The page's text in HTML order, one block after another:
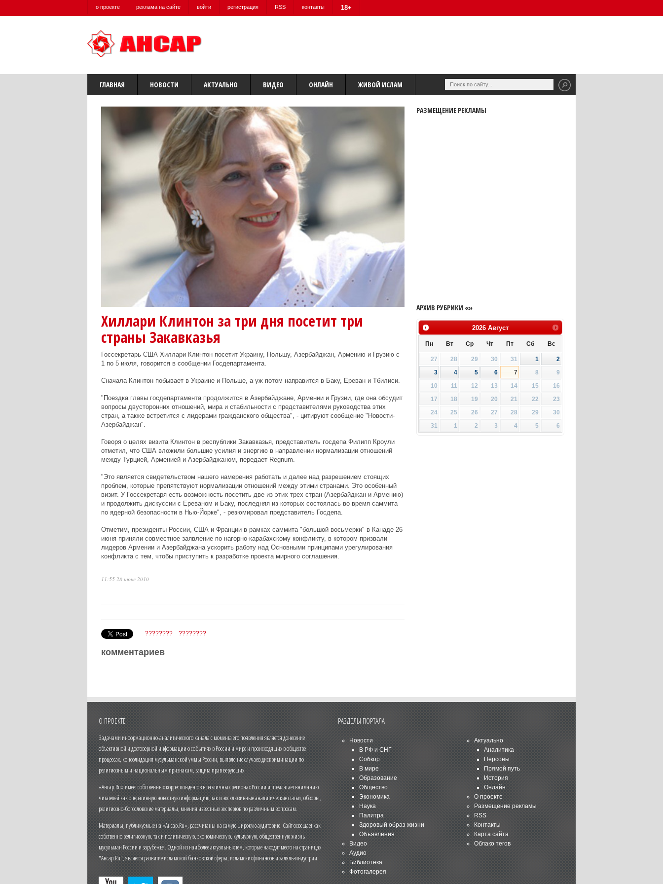
о проекте реклама на сайте войти регистрация RSS контакты 18+
ГЛАВНАЯ НОВОСТИ АКТУАЛЬНО ВИДЕО ОНЛАЙН ЖИВОЙ ИСЛАМ
Хиллари Клинтон за три дня посетит три
страны Закавказья
Госсекретарь США Хиллари Клинтон посетит Украину, Польшу, Азербайджан, Армению и Грузию с
1 по 5 июля, говорится в сообщении Госдепартамента.
Сначала Клинтон побывает в Украине и Польше, а уж потом направится в Баку, Ереван и Тбилиси.
"Поездка главы госдепартамента продолжится в Азербайджане, Армении и Грузии, где она обсудит
вопросы двусторонних отношений, мира и стабильности с представителями руководства этих
стран, а также встретится с лидерами гражданского общества", - цитируют сообщение "Новости-
Азербайджан".
Говоря о целях визита Клинтон в республики Закавказья, представитель госдепа Филипп Кроули
отметил, что США вложили большие усилия и энергию в направлении нормализации отношений
между Турцией, Арменией и Азербайджаном, передает Regnum.
"Это является свидетельством нашего намерения работать и далее над разрешением стоящих
проблем, которые препятствуют нормализации отношений между этими странами. Это особенный
визит. У Госсекретаря есть возможность посетить две из этих трех стран (Азербайджан и Армению)
и продолжить дискуссии с Ереваном и Баку, последняя из которых состоялась во время саммита
по ядерной безопасности в Нью-Йорке", - резюмировал представитель Госдепа.
Отметим, президенты России, США и Франции в рамках саммита "большой восьмерки" в Канаде 26
июня приняли совместное заявление по нагорно-карабахскому конфликту, в котором призвали
лидеров Армении и Азербайджана ускорить работу над Основными принципами урегулирования
конфликта с тем, чтобы приступить к разработке проекта мирного соглашения.
11:55 28 июня 2010
???????? ????????
комментариев
РАЗМЕЩЕНИЕ РЕКЛАМЫ
АРХИВ РУБРИКИ «»
2026 Август
Пн Вт Ср Чт Пт Сб Вс
27 28 29 30 31 1
2
3
4 5 6 7 8
9
10
11 12 13 14 15
16
17
18 19 20 21 22
23
24
25 26 27 28 29
30
31
1 2 3 4 5 6
О ПРОЕКТЕ
Задачами информационно-аналитического канала с момента его появления является донесение
объективной и достоверной информации о событиях в России и мире и происходящих в обществе
процессах, консолидация мусульманской уммы России, выявление случаев дискриминации по
религиозным и национальным признакам, защита прав верующих.
«Ансар.Ru» имеет собственных корреспондентов в различных регионах России и предлагает вниманию
читателей как оперативную новостную информацию, так и эксклюзивные аналитические статьи, обзоры,
религиозно-богословские материалы, мнения известных экспертов по различным вопросам.
Материалы, публикуемые на «Ансар.Ru», рассчитаны на самую широкую аудиторию. Сайт освещает как
собственно религиозную, так и политическую, экономическую, культурную, общественную жизнь
мусульман России и зарубежья. Одной из наиболее актуальных тем, которые находят место на страницах
"Ансар.Ru", является развитие исламской банковской сферы, исламских финансов и халяль-индустрии.
РАЗДЕЛЫ ПОРТАЛА
Новости
В РФ и СНГ
Собкор
В мире
Образование
Общество
Экономика
Наука
Палитра
Здоровый образ жизни
Объявления
Видео
Аудио
Библиотека
Фотогалерея
Актуально
Аналитика
Персоны
Прямой путь
История
Онлайн
О проекте
Размещение рекламы
RSS
Контакты
Карта сайта
Облако тегов